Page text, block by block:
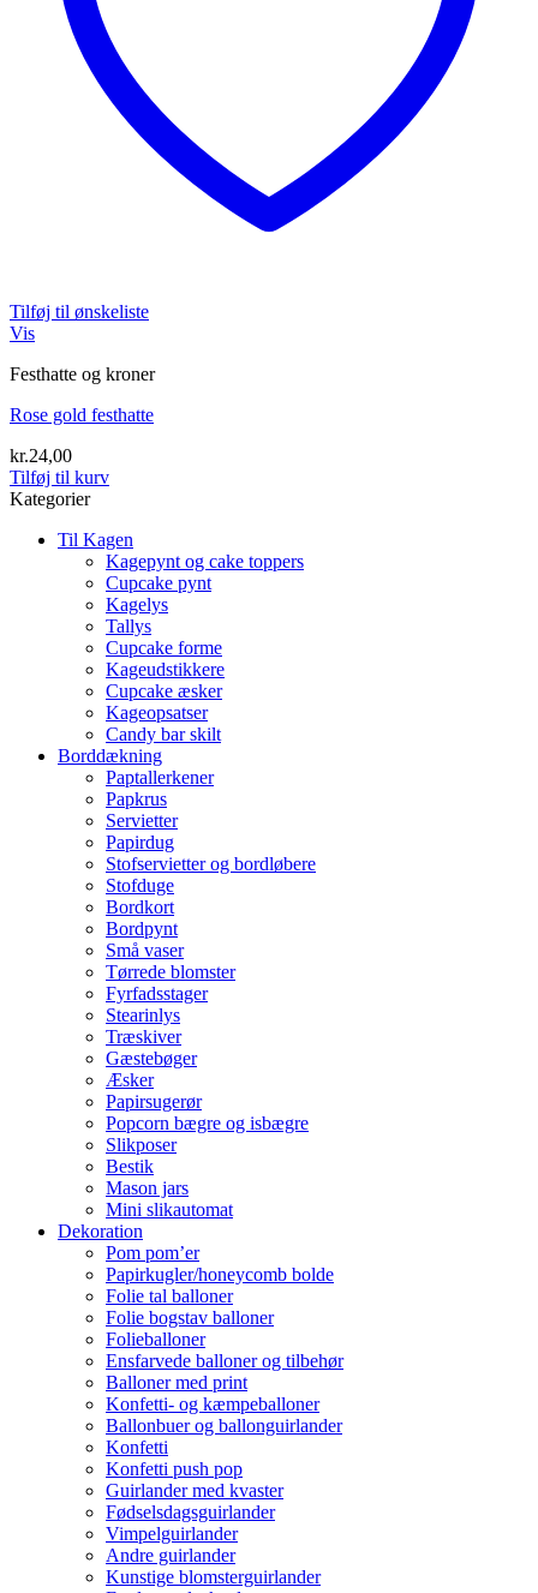
Tilføj til ønskeliste
Vis
Festhatte og kroner
Rose gold festhatte
kr.24,00
Tilføj til kurv
Kategorier
Til Kagen
Kagepynt og cake toppers
Cupcake pynt
Kagelys
Tallys
Cupcake forme
Kageudstikkere
Cupcake æsker
Kageopsatser
Candy bar skilt
Borddækning
Paptallerkener
Papkrus
Servietter
Papirdug
Stofservietter og bordløbere
Stofduge
Bordkort
Bordpynt
Små vaser
Tørrede blomster
Fyrfadsstager
Stearinlys
Træskiver
Gæstebøger
Æsker
Papirsugerør
Popcorn bægre og isbægre
Slikposer
Bestik
Mason jars
Mini slikautomat
Dekoration
Pom pom’er
Papirkugler/honeycomb bolde
Folie tal balloner
Folie bogstav balloner
Folieballoner
Ensfarvede balloner og tilbehør
Balloner med print
Konfetti- og kæmpeballoner
Ballonbuer og ballonguirlander
Konfetti
Konfetti push pop
Guirlander med kvaster
Fødselsdagsguirlander
Vimpelguirlander
Andre guirlander
Kunstige blomsterguirlander